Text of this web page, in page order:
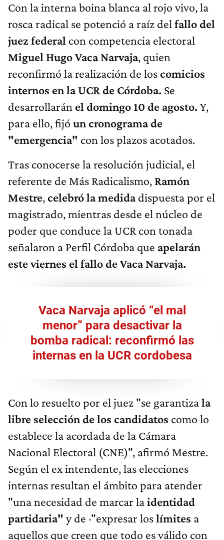
Con la interna boina blanca al rojo vivo, la
rosca radical se potenció a raíz del fallo del
juez federal con competencia electoral
Miguel Hugo Vaca Narvaja, quien
reconfirmó la realización de loscomicios
internos en la UCR de Córdoba. Se
desarrollarán el domingo 10 de agosto. Y,
para ello, fijó un cronograma de
"emergencia" con los plazos acotados.
Tras conocerse la resolución judicial, el
referente de Más Radicalismo, Ramón
Mestre,celebró la medidadispuesta por el
magistrado, mientras desde el núcleo de
poder que conduce la UCR con tonada
señalaron a Perfil Córdoba que apelarán
este viernes el fallo de Vaca Narvaja.
Vaca Narvaja aplicó “el mal
menor” para desactivar la
bomba radical: reconfirmó las
internas en la UCR cordobesa
Con lo resuelto por el juez "se garantizala
libre selección de los candidatos como lo
establece la acordada de la Cámara
Nacional Electoral (CNE)", afirmó Mestre.
Según el ex intendente, las elecciones
internas resultan el ámbito para atender
"una necesidad de marcar laidentidad
partidaria" y de ·"expresar loslímites a
aquellos que creen que todo es válido con